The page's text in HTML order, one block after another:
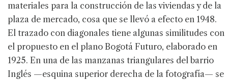
materiales para la construcción de las viviendas y de la
plaza de mercado, cosa que se llevó a efecto en 1948.
El trazado con diagonales tiene algunas similitudes con
el propuesto en el plano Bogotá Futuro, elaborado en
1925. En una de las manzanas triangulares del barrio
Inglés —esquina superior derecha de la fotografía— se